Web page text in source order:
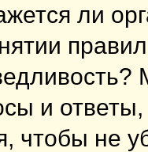
ли
и
чтобы не